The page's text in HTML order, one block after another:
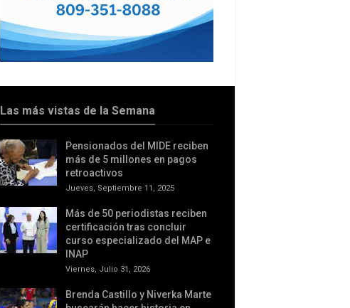
Las más vistas de la Semana
Pensionados del MIDE reciben
más de 5 millones en pagos
retroactivos
Jueves, Septiembre 11, 2025
Más de 50 periodistas reciben
certificación tras concluir
curso especializado del MAP e
INAP
Viernes, Julio 31, 2026
Brenda Castillo y Niverka Marte